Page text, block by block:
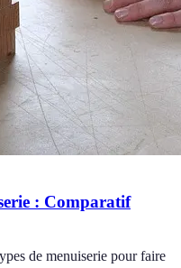
: Comparatif
de menuiserie pour faire